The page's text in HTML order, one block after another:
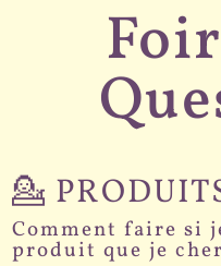
💁
Comment faire si
produit que je